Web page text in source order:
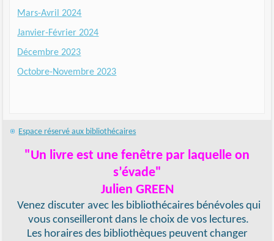
Mars-Avril 2024
Janvier-Février 2024
Décembre 2023
Octobre-Novembre 2023
Espace réservé aux bibliothécaires
"Un livre est une fenêtre par laquelle on
s’évade"
Julien GREEN
Venez discuter avec les bibliothécaires bénévoles qui
vous conseilleront dans le choix de vos lectures.
Les horaires des bibliothèques peuvent changer